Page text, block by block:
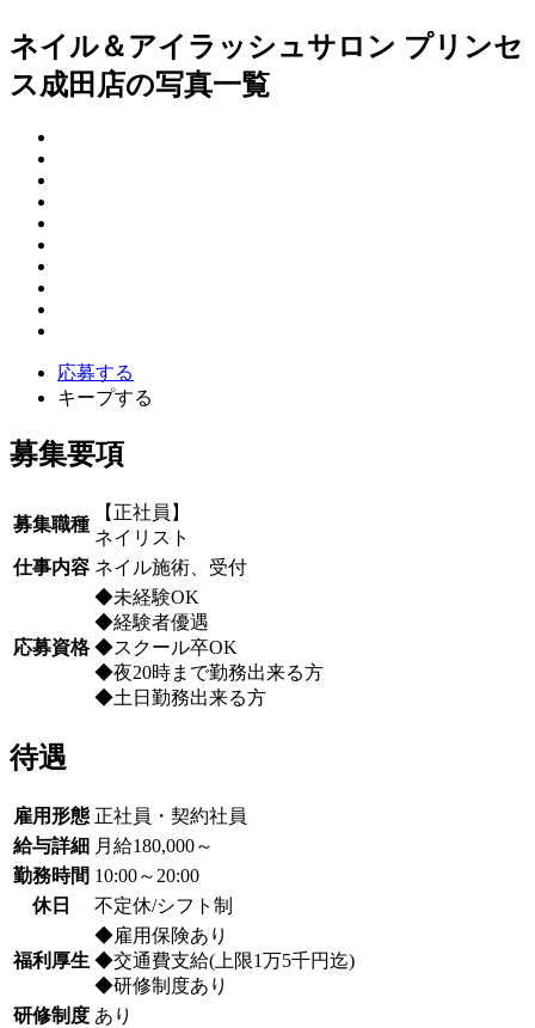
ネイル＆アイラッシュサロン プリンセ
ス成田店の写真一覧
応募する
キープする
募集要項
募集職種
【正社員】
ネイリスト
仕事内容 ネイル施術、受付
応募資格
◆未経験OK
◆経験者優遇
◆スクール卒OK
◆夜20時まで勤務出来る方
◆土日勤務出来る方
待遇
雇用形態 正社員・契約社員
給与詳細 月給180,000～
勤務時間 10:00～20:00
休日
不定休/シフト制
福利厚生
◆雇用保険あり
◆交通費支給(上限1万5千円迄)
◆研修制度あり
研修制度 あり